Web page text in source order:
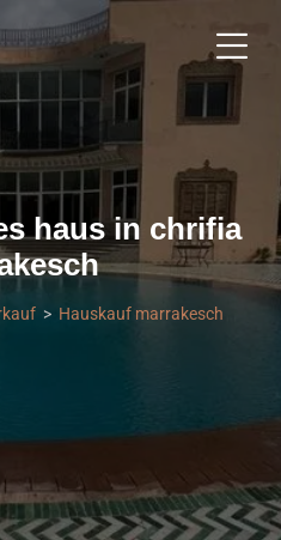
haus in chrifia
Hauskauf marrakesch